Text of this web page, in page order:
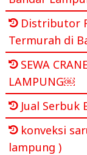
Distributor
Termurah di
SEWA
LAMPUNG￼
Jual Serbuk
konveksi
lampung )